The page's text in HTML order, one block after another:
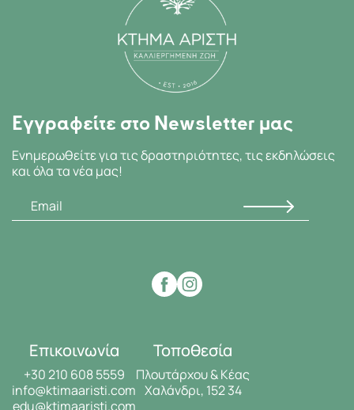
Εγγραφείτε στο Newsletter μας
Ενημερωθείτε για τις δραστηριότητες, τις εκδηλώσεις
και όλα τα νέα μας!
Επικοινωνία
+30 210 608 5559
info@ktimaaristi.com
edu@ktimaaristi.com
Τοποθεσία
Πλουτάρχου & Κέας
Χαλάνδρι, 152 34